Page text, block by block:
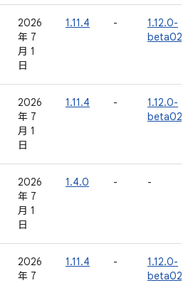
2026
年 7
月 1
日
1.11.4 -
1.12.0-
beta02
2026
年 7
月 1
日
1.11.4 -
1.12.0-
beta02
2026
年 7
月 1
日
1.4.0 - -
2026
年 7
1.11.4 -
1.12.0-
beta02